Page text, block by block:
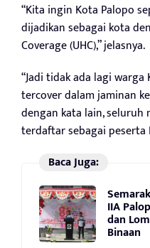
“Kita ingin Kota Palopo
dijadikan sebagai kota
Coverage (UHC),” jelasnya.
“Jadi tidak ada lagi
tercover dalam jaminan
dengan kata lain, seluruh
terdaftar sebagai peserta
Baca Juga:
IIA
dan
Binaan